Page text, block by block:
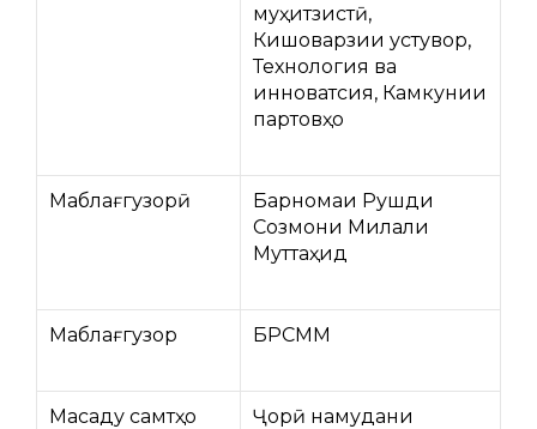
муҳитзистӣ,
Кишоварзии устувор,
Технология ва
инноватсия, Камкунии
партовҳо
Маблағгузорӣ
Барномаи Рушди
Созмони Милали
Муттаҳид
Маблағгузор БРСММ
Мақсаду самтҳо
Ҷорӣ намудани